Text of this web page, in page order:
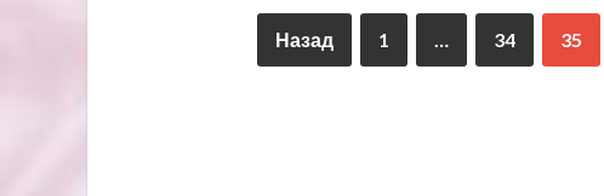
Назад 1 … 34 35